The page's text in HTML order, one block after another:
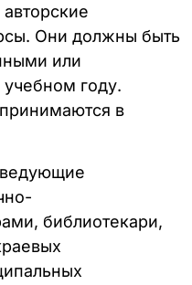
Они должны быть
или
году.
в
библиотекари,